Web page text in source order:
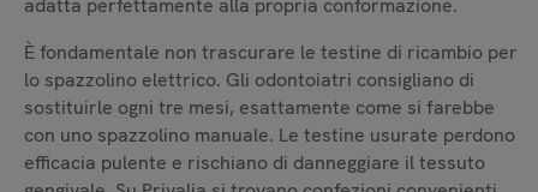
adatta perfettamente alla propria conformazione.
È fondamentale non trascurare le testine di ricambio per
lo spazzolino elettrico. Gli odontoiatri consigliano di
sostituirle ogni tre mesi, esattamente come si farebbe
con uno spazzolino manuale. Le testine usurate perdono
efficacia pulente e rischiano di danneggiare il tessuto